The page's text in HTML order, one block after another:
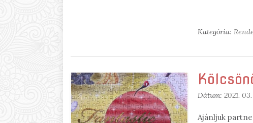
Kategória:
Dátum:2021. 03.
Ajánljuk